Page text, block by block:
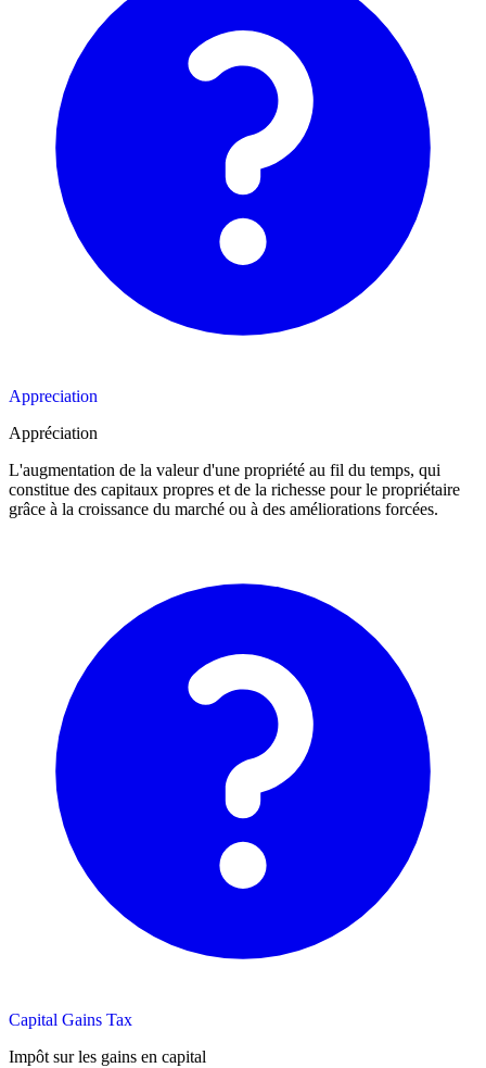
Appreciation
Appréciation
L'augmentation de la valeur d'une propriété au fil du temps, qui
constitue des capitaux propres et de la richesse pour le propriétaire
grâce à la croissance du marché ou à des améliorations forcées.
Capital Gains Tax
Impôt sur les gains en capital